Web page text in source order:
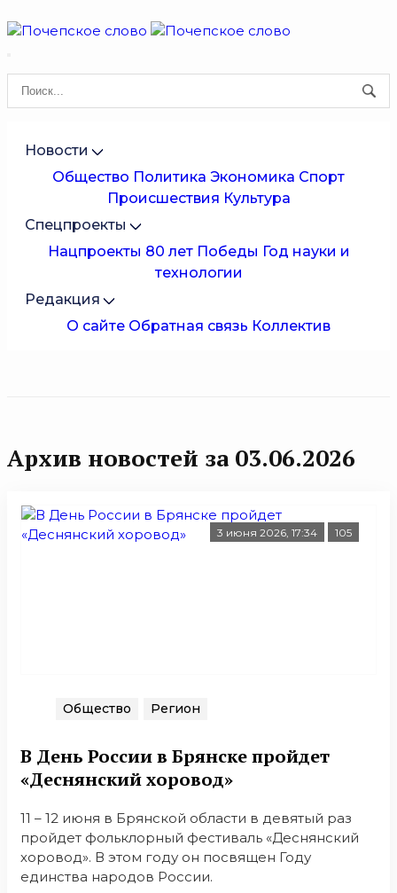
Новости
Общество Политика Экономика Спорт
Происшествия Культура
Спецпроекты
Нацпроекты 80 лет Победы Год науки и
технологии
Редакция
О сайте Обратная связь Коллектив
Архив новостей за 03.06.2026
3 июня 2026, 17:34 105
Общество Регион
В День России в Брянске пройдет
«Деснянский хоровод»
11 – 12 июня в Брянской области в девятый раз
пройдет фольклорный фестиваль «Деснянский
хоровод». В этом году он посвящен Году
единства народов России.